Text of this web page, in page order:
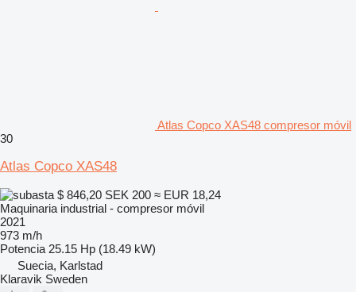
Atlas Copco XAS48 compresor móvil
30
Atlas Copco XAS48
$ 846,20 SEK 200 ≈ EUR 18,24
Maquinaria industrial - compresor móvil
2021
973 m/h
Potencia 25.15 Hp (18.49 kW)
Suecia, Karlstad
Klaravik Sweden